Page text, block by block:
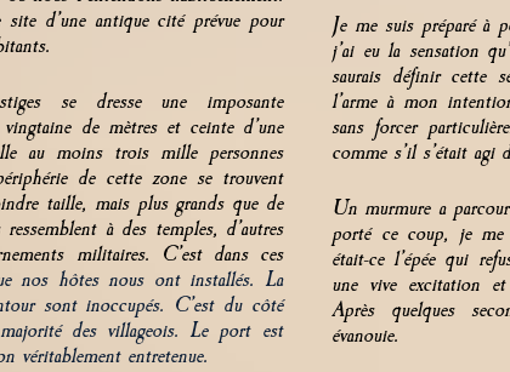
d’une antique cité prévue pour
se dresse une imposante
de mètres et ceinte d’une
au moins trois mille personnes
de cette zone se trouvent
taille, mais plus grands que de
à des temples, d’autres
militaires. C’est dans ces
nos hôtes nous ont installés. La
sont inoccupés. C’est du côté
des villageois. Le port est
véritablement entretenue.
Je me suis préparé à
j’ai eu la sensation
saurais définir cette
l’arme à mon
sans forcer
comme s’il s’était agi
Un murmure a
porté ce coup, je me
était-ce l’épée qui
une vive excitation
Après quelques
évanouie.